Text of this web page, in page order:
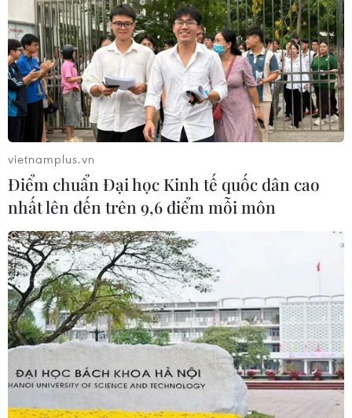
vietnamplus.vn
Điểm chuẩn Đại học Kinh tế quốc dân cao
nhất lên đến trên 9,6 điểm mỗi môn